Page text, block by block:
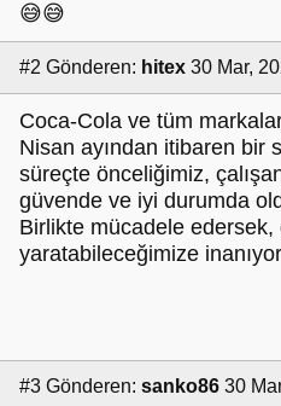
😅😅
#2 Gönderen: hitex 30 Mar,
Coca-Cola ve tüm
Nisan ayından itibaren bir
süreçte önceliğimiz,
güvende ve iyi durumda
Birlikte mücadele
yaratabileceğimize
#3 Gönderen: sanko86 30